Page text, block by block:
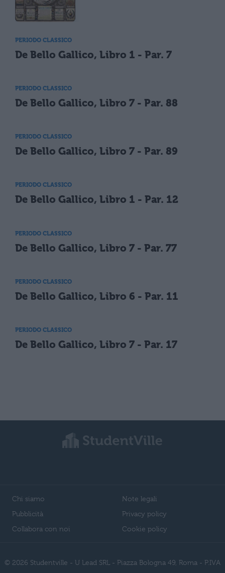
PERIODO CLASSICO
De Bello Gallico, Libro 1 - Par. 7
PERIODO CLASSICO
De Bello Gallico, Libro 7 - Par. 88
PERIODO CLASSICO
De Bello Gallico, Libro 7 - Par. 89
PERIODO CLASSICO
De Bello Gallico, Libro 1 - Par. 12
PERIODO CLASSICO
De Bello Gallico, Libro 7 - Par. 77
PERIODO CLASSICO
De Bello Gallico, Libro 6 - Par. 11
PERIODO CLASSICO
De Bello Gallico, Libro 7 - Par. 17
Chi siamo
Pubblicità
Collabora con noi
Note legali
Privacy policy
Cookie policy
© 2026 Studentville - U Lead SRL - Piazza Bologna 49, Roma - P.IVA